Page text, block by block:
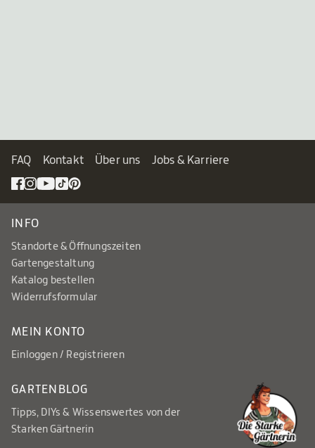
FAQ Kontakt Über uns Jobs & Karriere
INFO
Standorte & Öffnungszeiten
Gartengestaltung
Katalog bestellen
Widerrufsformular
MEIN KONTO
Einloggen / Registrieren
GARTENBLOG
Tipps, DIYs & Wissenswertes von der
Starken Gärtnerin